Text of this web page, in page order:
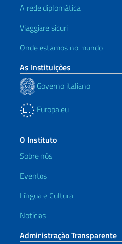
A rede diplomática
Viaggiare sicuri
Onde estamos no mundo
As Instituições
Governo italiano
Europa.eu
O Instituto
Sobre nós
Eventos
Língua e Cultura
Notícias
Administração Transparente